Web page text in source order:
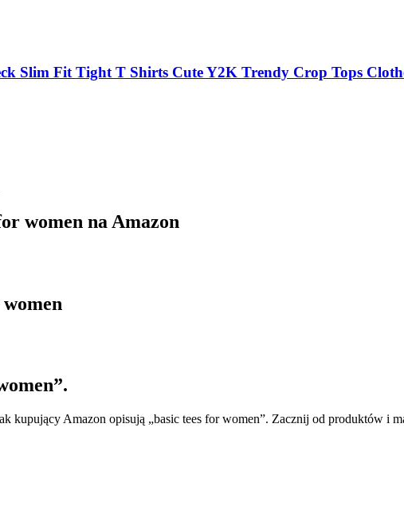
Slim Fit Tight T Shirts Cute Y2K Trendy Crop Tops
women na Amazon
kupujący Amazon opisują „basic tees for women”. Zacznij od produktów i